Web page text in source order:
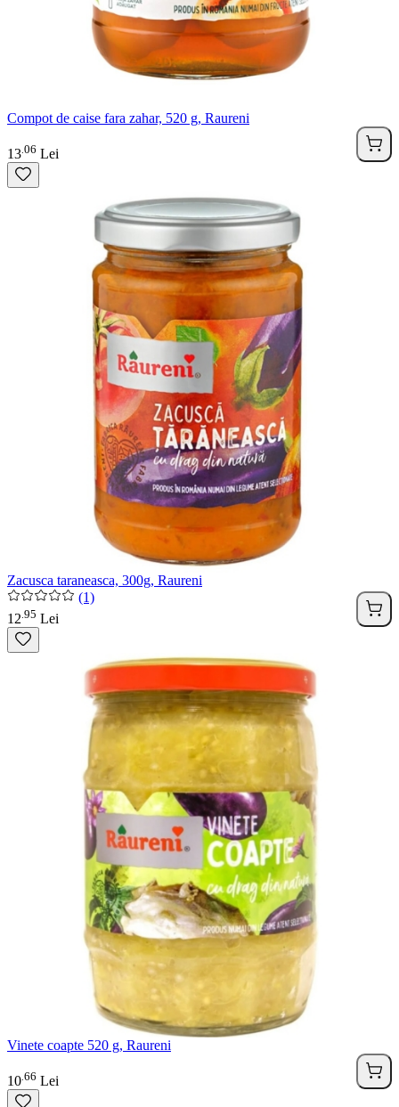
Compot de caise fara zahar, 520 g, Raureni
13 06 Lei
Zacusca taraneasca, 300g, Raureni
(1)
12 95 Lei
Vinete coapte 520 g, Raureni
10 66 Lei